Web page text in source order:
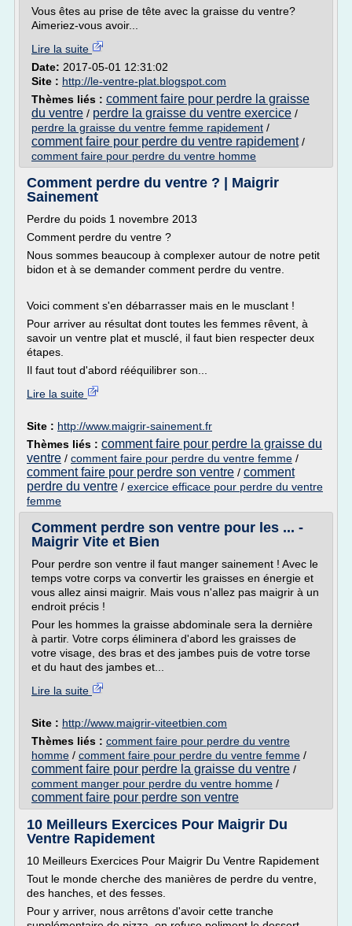
Vous êtes au prise de tête avec la graisse du ventre?
Aimeriez-vous avoir...
Lire la suite
Date: 2017-05-01 12:31:02
Site : http://le-ventre-plat.blogspot.com
Thèmes liés : comment faire pour perdre la graisse
du ventre / perdre la graisse du ventre exercice /
perdre la graisse du ventre femme rapidement /
comment faire pour perdre du ventre rapidement/
comment faire pour perdre du ventre homme
Comment perdre du ventre ? | Maigrir
Sainement
Perdre du poids 1 novembre 2013
Comment perdre du ventre ?
Nous sommes beaucoup à complexer autour de notre petit
bidon et à se demander comment perdre du ventre.
Voici comment s'en débarrasser mais en le musclant !
Pour arriver au résultat dont toutes les femmes rêvent, à
savoir un ventre plat et musclé, il faut bien respecter deux
étapes.
Il faut tout d'abord rééquilibrer son...
Lire la suite
Site : http://www.maigrir-sainement.fr
Thèmes liés : comment faire pour perdre la graisse du
ventre / comment faire pour perdre du ventre femme /
comment faire pour perdre son ventre / comment
perdre du ventre / exercice efficace pour perdre du ventre
femme
Comment perdre son ventre pour les ... -
Maigrir Vite et Bien
Pour perdre son ventre il faut manger sainement ! Avec le
temps votre corps va convertir les graisses en énergie et
vous allez ainsi maigrir. Mais vous n'allez pas maigrir à un
endroit précis !
Pour les hommes la graisse abdominale sera la dernière
à partir. Votre corps éliminera d'abord les graisses de
votre visage, des bras et des jambes puis de votre torse
et du haut des jambes et...
Lire la suite
Site : http://www.maigrir-viteetbien.com
Thèmes liés : comment faire pour perdre du ventre
homme / comment faire pour perdre du ventre femme /
comment faire pour perdre la graisse du ventre /
comment manger pour perdre du ventre homme /
comment faire pour perdre son ventre
10 Meilleurs Exercices Pour Maigrir Du
Ventre Rapidement
10 Meilleurs Exercices Pour Maigrir Du Ventre Rapidement
Tout le monde cherche des manières de perdre du ventre,
des hanches, et des fesses.
Pour y arriver, nous arrêtons d'avoir cette tranche